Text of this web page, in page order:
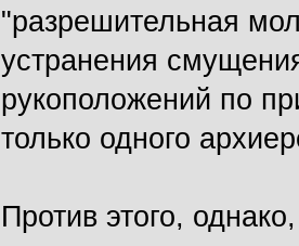
"разрешительная
устранения
рукоположений по
только одного
Против этого,